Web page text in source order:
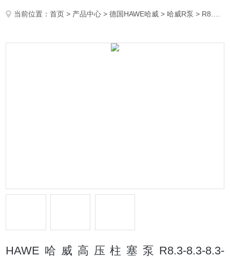
当前位置：首页 > 产品中心 >德国HAWE哈威 >哈威R泵 > R8.3-8.3-8.3-8.3AHAWE哈威高压柱塞泵R8.3-8.3-8.3-8.3BABSL
HAWE哈威高压柱塞泵R8.3-8.3-8.3-